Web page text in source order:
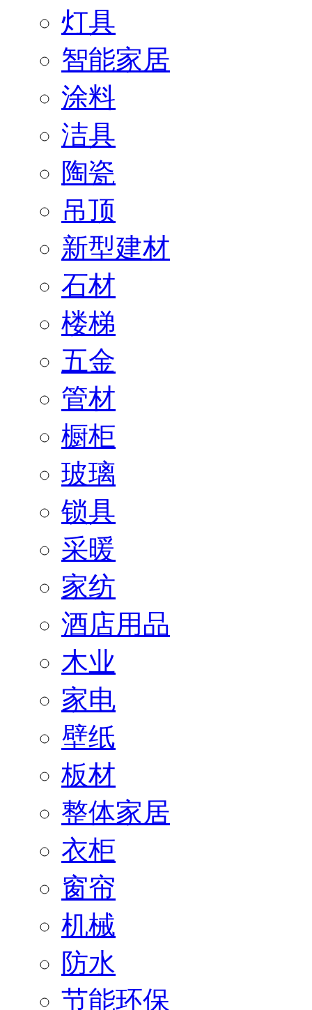
灯具
智能家居
涂料
洁具
陶瓷
吊顶
新型建材
石材
楼梯
五金
管材
橱柜
玻璃
锁具
采暖
家纺
酒店用品
木业
家电
壁纸
板材
整体家居
衣柜
窗帘
机械
防水
节能环保